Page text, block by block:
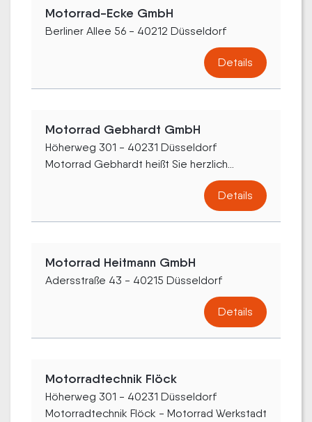
Motorrad-Ecke GmbH
Berliner Allee 56 - 40212 Düsseldorf
Details
Motorrad Gebhardt GmbH
Höherweg 301 - 40231 Düsseldorf
Motorrad Gebhardt heißt Sie herzlich...
Details
Motorrad Heitmann GmbH
Adersstraße 43 - 40215 Düsseldorf
Details
Motorradtechnik Flöck
Höherweg 301 - 40231 Düsseldorf
Motorradtechnik Flöck - Motorrad Werkstadt